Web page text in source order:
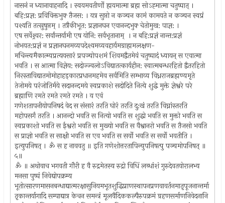
नासनं न ध्यानावाहनादि । स्वयमवतीर्णो ह्मयमात्मा ब्रह्म सोऽह्‍मात्मा चतुष्पात् ।
बहि:प्रज्ञ: प्रविविक्तभुक्‍ तैजस: । यत्र सुप्तो न कञ्चन कामं कामयते न कञ्चन स्वप्रं
पश्यति तत्सुषुप्तम् । तत्रैकीभूत: प्रज्ञानघन एवानन्दभुक्‍ चेतोमुख: पाज्ञ: ।
एष सर्वेश्र्वर: सर्वांन्तर्यामी एष योनि: सर्वभृतानाम् । न बहि:प्रज्ञं नान्त:प्रज्ञं
नोभयत:प्रज्ञं न प्रज्ञानघनमव्यपदेश्यमव्यवहार्यमग्राह्ममलक्षण-
मचिन्त्यमैकात्म्यप्रत्ययसारं प्रपञ्चोपशमं शिवमद्वैतमेवं चतुष्पादं ध्यायन् स एवात्मा
भवति । स आत्मा विज्ञेय: सदोज्ज्वलो‍ऽविद्यातत्कार्यहीन: स्वात्मबन्धरहितो द्वैतरहितो
निरस्ताविद्यातमोमोहाहड्कारप्रधानमहमेव सर्वमिति सम्भाव्य विध्नराजब्रह्मण्यमृते
तेजोमये परंजोतिर्मये सदानन्दमये स्वप्रकाशे सदोदिते नित्ये शुद्धे मुक्ते ज्ञेश्वरे परे
ब्रह्माणि रमते रमते रमते रमते । य एवं
गणेशतापनीयोपनिषदं वेद स संसारं तरति घोरं तरति दु:खं तरति विघ्नांस्तरति
महोपसर्गं तरति । आनन्दो भवति स नित्यो भवति स शुद्धो भवति स मुक्तो भवति स
स्वप्रकाशो भवति स ईश्वरो भवति स मुख्यो भवति स वैश्वानरो भवति स तैजसो भवति
स प्राज्ञो भवति स साक्षी भवति स एव भवति स सर्वो भवति स सर्वो भवतीति ।
इत्युपनिषत् । ॐ स ह नाववतु ॥ इति गणेशोत्तरतापिन्युपनिषत्पु पञ्चमोपनिषत् ॥
५॥
ॐ ॥ अथोवाच भगवती गौरी ह वै रुद्रमेतस्य रुद्रो विधिं लब्धांशं गुरुदेवतयोरालभ्य
मनसा पुष्पं निवेद्योपक्रम्य
भूतोत्सारणमासनबन्धाद्यात्मरक्षासुनियमभूतशुद्धिप्राणस्थापनप्रणवावर्तनमातृपूजनान्तर्मा
तृकान्तर्यागादि सम्पाद्यात्र केचन समन्त्रं मूलवैदिककल्पैरुपक्रमं ग्रहणसर्माणनिवेदनानि